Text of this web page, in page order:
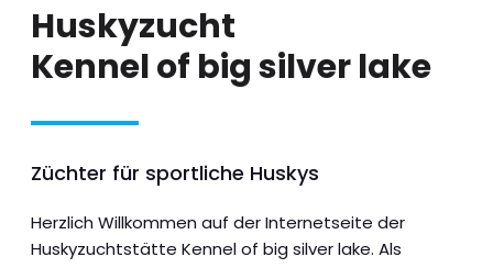
Huskyzucht
Kennel of big silver lake
Züchter für sportliche Huskys
Herzlich Willkommen auf der Internetseite der
Huskyzuchtstätte Kennel of big silver lake. Als